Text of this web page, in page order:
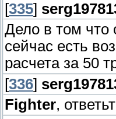
[335]
Дело в том что
сейчас есть
расчета за 50
[336]
Fighter,